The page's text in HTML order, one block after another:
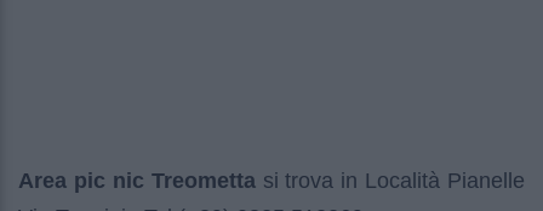
Area pic nic Treomettasi trova in Località Pianelle